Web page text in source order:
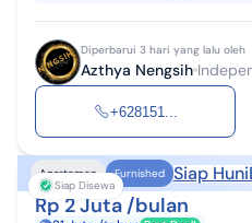
Diperbarui 3 hari yang lalu oleh
Azthya Nengsih
+628151...
Siap Disewa
Apartemen Furnished Siap Huni
Rp 2 Juta /bulan